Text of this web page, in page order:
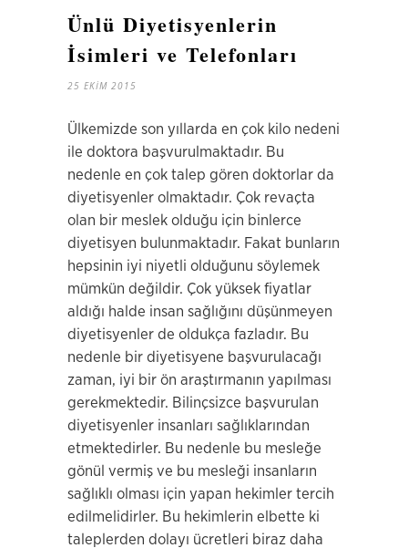
Ünlü Diyetisyenlerin
İsimleri ve Telefonları
25 EKIM 2015
Ülkemizde son yıllarda en çok kilo nedeni
ile doktora başvurulmaktadır. Bu
nedenle en çok talep gören doktorlar da
diyetisyenler olmaktadır. Çok revaçta
olan bir meslek olduğu için binlerce
diyetisyen bulunmaktadır. Fakat bunların
hepsinin iyi niyetli olduğunu söylemek
mümkün değildir. Çok yüksek fiyatlar
aldığı halde insan sağlığını düşünmeyen
diyetisyenler de oldukça fazladır. Bu
nedenle bir diyetisyene başvurulacağı
zaman, iyi bir ön araştırmanın yapılması
gerekmektedir. Bilinçsizce başvurulan
diyetisyenler insanları sağlıklarından
etmektedirler. Bu nedenle bu mesleğe
gönül vermiş ve bu mesleği insanların
sağlıklı olması için yapan hekimler tercih
edilmelidirler. Bu hekimlerin elbette ki
taleplerden dolayı ücretleri biraz daha